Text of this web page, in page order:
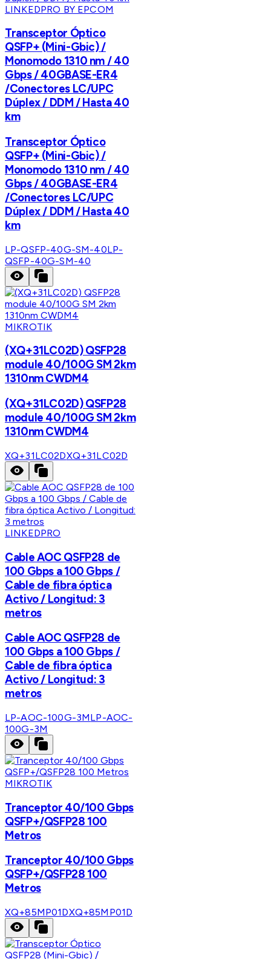
LINKEDPRO BY EPCOM
Transceptor Óptico
QSFP+ (Mini-Gbic) /
Monomodo 1310 nm / 40
Gbps / 40GBASE-ER4
/Conectores LC/UPC
Dúplex / DDM / Hasta 40
km
Transceptor Óptico
QSFP+ (Mini-Gbic) /
Monomodo 1310 nm / 40
Gbps / 40GBASE-ER4
/Conectores LC/UPC
Dúplex / DDM / Hasta 40
km
LP-QSFP-40G-SM-40LP-
QSFP-40G-SM-40
MIKROTIK
(XQ+31LC02D) QSFP28
module 40/100G SM 2km
1310nm CWDM4
(XQ+31LC02D) QSFP28
module 40/100G SM 2km
1310nm CWDM4
XQ+31LC02DXQ+31LC02D
LINKEDPRO
Cable AOC QSFP28 de
100 Gbps a 100 Gbps /
Cable de fibra óptica
Activo / Longitud: 3
metros
Cable AOC QSFP28 de
100 Gbps a 100 Gbps /
Cable de fibra óptica
Activo / Longitud: 3
metros
LP-AOC-100G-3MLP-AOC-
100G-3M
MIKROTIK
Tranceptor 40/100 Gbps
QSFP+/QSFP28 100
Metros
Tranceptor 40/100 Gbps
QSFP+/QSFP28 100
Metros
XQ+85MP01DXQ+85MP01D